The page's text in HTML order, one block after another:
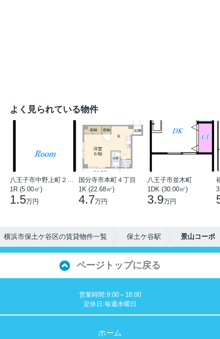
よく見られている物件
1R (5.00㎡)
1.5万円
国分寺市本町４丁目
1K (22.68㎡)
4.7万円
八王子市並木町
1DK (30.00㎡)
3.9万円
横浜市保土ケ谷区の賃貸物件一覧 保土ケ谷駅 景山コーポ
ページトップに戻る
営業時間:9:00～18:00
定休日:毎週水曜日
ホーム